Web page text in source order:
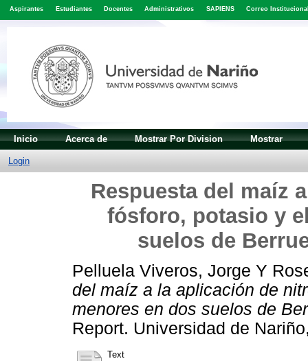
Aspirantes Estudiantes Docentes Administrativos SAPIENS Correo
Inicio Acerca de Mostrar Por Division Mostrar
Login
Respuesta del maíz
fósforo, potasio y
suelos de
Pelluela Viveros, Jorge Y
del maíz a la aplicación de
menores en dos suelos de
Report. Universidad de
Text